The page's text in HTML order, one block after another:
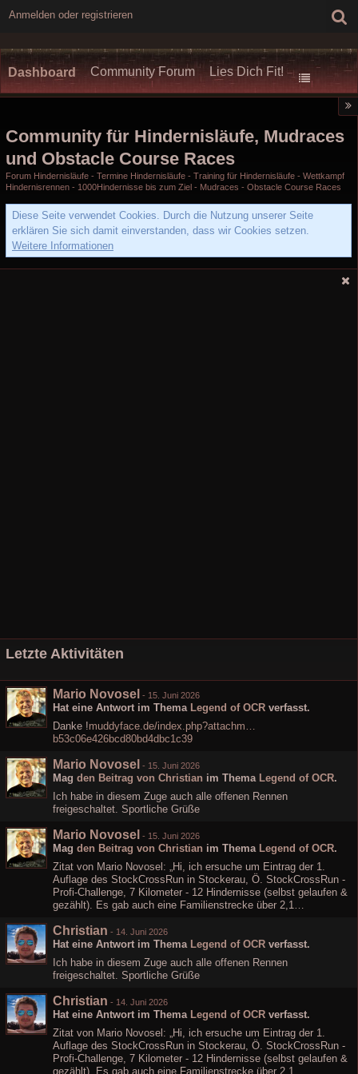
Anmelden oder registrieren
Dashboard Community Forum Lies Dich Fit!
Community für Hindernisläufe, Mudraces
und Obstacle Course Races
Forum Hindernisläufe - Termine Hindernisläufe - Training für Hindernisläufe - Wettkampf
Hindernisrennen - 1000Hindernisse bis zum Ziel - Mudraces - Obstacle Course Races
Diese Seite verwendet Cookies. Durch die Nutzung unserer Seite
erklären Sie sich damit einverstanden, dass wir Cookies setzen.
Weitere Informationen
Letzte Aktivitäten
Mario Novosel - 15. Juni 2026
Hat eine Antwort im Thema Legend of OCR verfasst.
Danke !muddyface.de/index.php?attachm…
b53c06e426bcd80bd4dbc1c39
Mario Novosel - 15. Juni 2026
Mag den Beitrag von Christian im Thema Legend of OCR.
Ich habe in diesem Zuge auch alle offenen Rennen
freigeschaltet. Sportliche Grüße
Mario Novosel - 15. Juni 2026
Mag den Beitrag von Christian im Thema Legend of OCR.
Zitat von Mario Novosel: „Hi, ich ersuche um Eintrag der 1.
Auflage des StockCrossRun in Stockerau, Ö. StockCrossRun -
Profi-Challenge, 7 Kilometer - 12 Hindernisse (selbst gelaufen &
gezählt). Es gab auch eine Familienstrecke über 2,1…
Christian - 14. Juni 2026
Hat eine Antwort im Thema Legend of OCR verfasst.
Ich habe in diesem Zuge auch alle offenen Rennen
freigeschaltet. Sportliche Grüße
Christian - 14. Juni 2026
Hat eine Antwort im Thema Legend of OCR verfasst.
Zitat von Mario Novosel: „Hi, ich ersuche um Eintrag der 1.
Auflage des StockCrossRun in Stockerau, Ö. StockCrossRun -
Profi-Challenge, 7 Kilometer - 12 Hindernisse (selbst gelaufen &
gezählt). Es gab auch eine Familienstrecke über 2,1…